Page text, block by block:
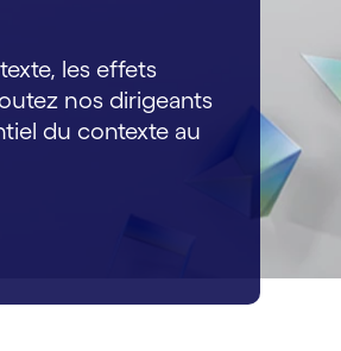
les effets
nos dirigeants
du contexte au